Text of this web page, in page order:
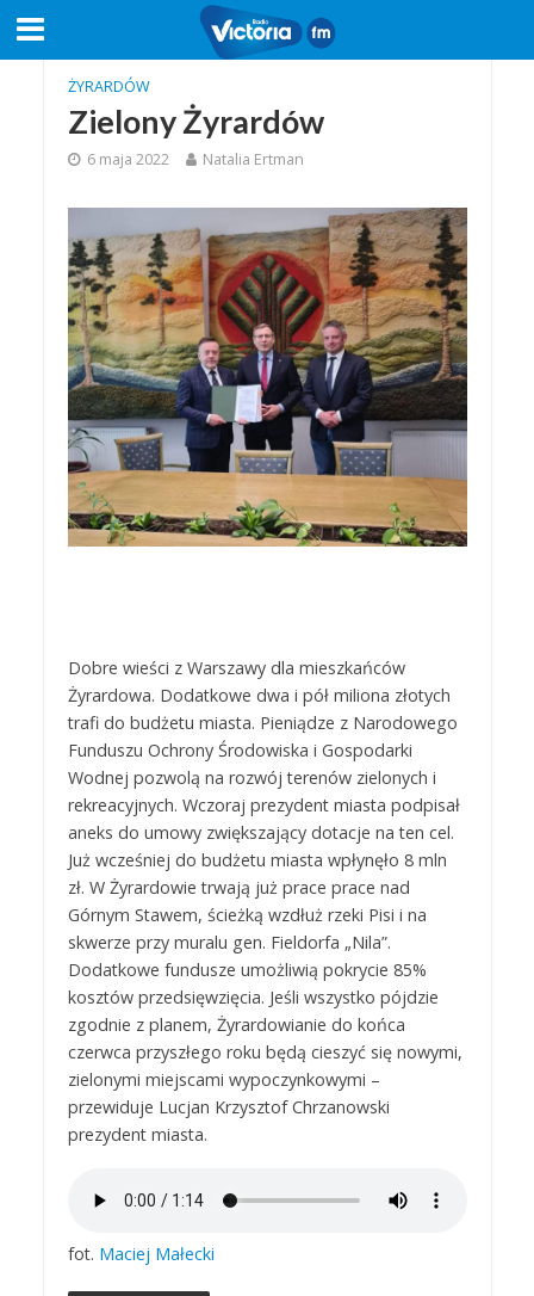
ŻYRARDÓW
Zielony Żyrardów
6 maja 2022 Natalia Ertman
Dobre wieści z Warszawy dla mieszkańców
Żyrardowa. Dodatkowe dwa i pół miliona złotych
trafi do budżetu miasta. Pieniądze z Narodowego
Funduszu Ochrony Środowiska i Gospodarki
Wodnej pozwolą na rozwój terenów zielonych i
rekreacyjnych. Wczoraj prezydent miasta podpisał
aneks do umowy zwiększający dotacje na ten cel.
Już wcześniej do budżetu miasta wpłynęło 8 mln
zł. W Żyrardowie trwają już prace prace nad
Górnym Stawem, ścieżką wzdłuż rzeki Pisi i na
skwerze przy muralu gen. Fieldorfa „Nila”.
Dodatkowe fundusze umożliwią pokrycie 85%
kosztów przedsięwzięcia. Jeśli wszystko pójdzie
zgodnie z planem, Żyrardowianie do końca
czerwca przyszłego roku będą cieszyć się nowymi,
zielonymi miejscami wypoczynkowymi –
przewiduje Lucjan Krzysztof Chrzanowski
prezydent miasta.
fot. Maciej Małecki